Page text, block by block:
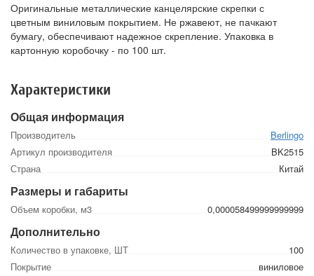
Оригинальные металлические канцелярские скрепки с
цветным виниловым покрытием. Не ржавеют, не пачкают
бумагу, обеспечивают надежное скрепление. Упаковка в
картонную коробочку - по 100 шт.
Характеристики
Общая информация
Производитель
Berlingo
Артикул производителя
BK2515
Страна
Китай
Размеры и габариты
Объем коробки, м3 0,000058499999999999
Дополнительно
Количество в упаковке, ШТ
100
Покрытие
виниловое